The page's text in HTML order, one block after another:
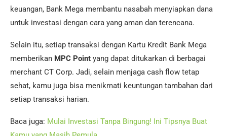
keuangan, Bank Mega membantu nasabah menyiapkan dana
untuk investasi dengan cara yang aman dan terencana.
Selain itu, setiap transaksi dengan Kartu Kredit Bank Mega
memberikan MPC Point yang dapat ditukarkan di berbagai
merchant CT Corp. Jadi, selain menjaga cash flow tetap
sehat, kamu juga bisa menikmati keuntungan tambahan dari
setiap transaksi harian.
Baca juga: Mulai Investasi Tanpa Bingung! Ini Tipsnya Buat